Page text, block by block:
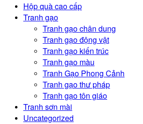
Hộp quà cao cấp
Tranh gạo
Tranh gạo chân dung
Tranh gạo động vật
Tranh gạo kiến trúc
Tranh gạo màu
Tranh Gạo Phong Cảnh
Tranh gạo thư pháp
Tranh gạo tôn giáo
Tranh sơn mài
Uncategorized